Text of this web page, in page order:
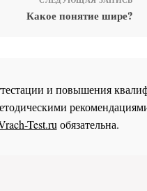
Какое понятие шире?
и повышения
Test.ruобязательна.